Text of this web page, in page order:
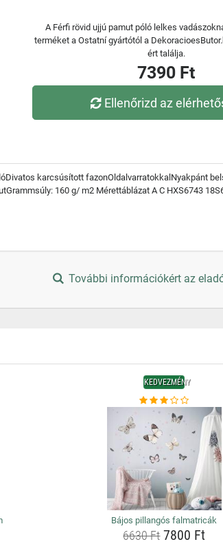
A Férfi rövid ujjú pamut póló lelkes
terméket a Ostatní gyártótól a
ért találja.
7390 Ft
Ellenőrizd az
karcsúsított fazonOldalvarratokkalNyakpánt
160 g/ m2 Mérettáblázat A C HXS6743
További információkért az
KEDVEZMÉNY
Bájos pillangós falmatricák
6630 Ft7800 Ft